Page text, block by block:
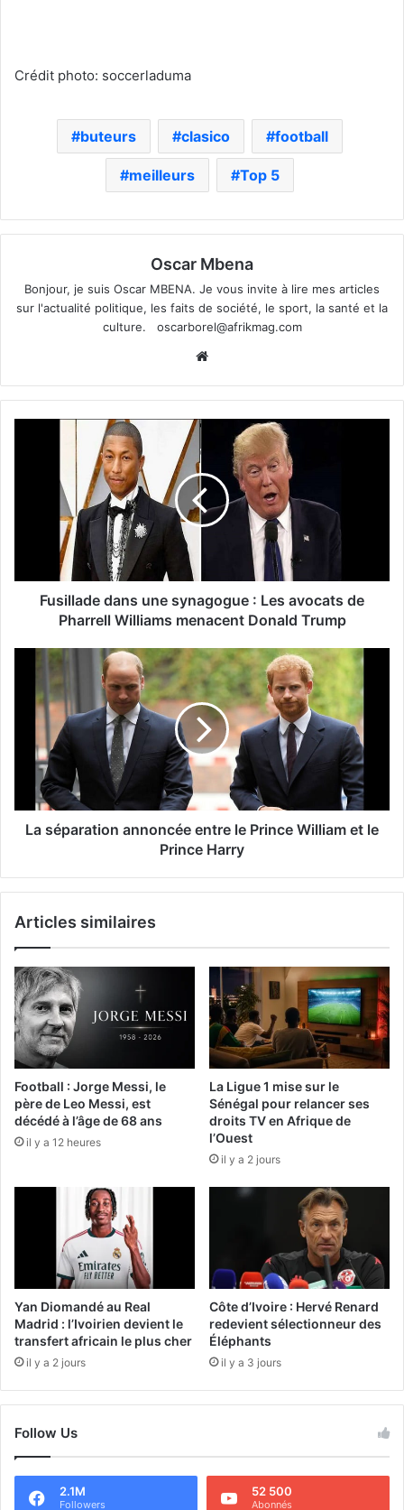
Crédit photo: soccerladuma
buteurs clasico football
meilleurs Top 5
Oscar Mbena
Bonjour, je suis Oscar MBENA. Je vous invite à lire mes articles
sur l'actualité politique, les faits de société, le sport, la santé et la
culture. oscarborel@afrikmag.com
Fusillade dans une synagogue : Les avocats de
Pharrell Williams menacent Donald Trump
La séparation annoncée entre le Prince William et le
Prince Harry
Articles similaires
Football : Jorge Messi, le
père de Leo Messi, est
décédé à l’âge de 68 ans
il y a 12 heures
La Ligue 1 mise sur le
Sénégal pour relancer ses
droits TV en Afrique de
l’Ouest
il y a 2 jours
Yan Diomandé au Real
Madrid : l’Ivoirien devient le
transfert africain le plus cher
il y a 2 jours
Côte d’Ivoire : Hervé Renard
redevient sélectionneur des
Éléphants
il y a 3 jours
Follow Us
2.1M
Followers
52 500
Abonnés